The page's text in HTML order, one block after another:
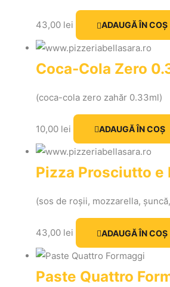
43,00 lei ADAUGĂ ÎN COȘ
Coca-Cola Zero
(coca-cola zero zahăr 0.33ml)
10,00 lei ADAUGĂ ÎN COȘ
Pizza Prosciutto e
(sos de roșii, mozzarella,
43,00 lei ADAUGĂ ÎN COȘ
Paste Quattro